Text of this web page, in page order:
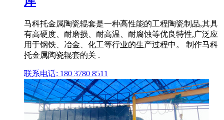
马科托金属陶瓷辊套是一种高性能的工程陶瓷制品,其具
有高硬度、耐磨损、耐高温、耐腐蚀等优良特性,广泛应
用于钢铁、冶金、化工等行业的生产过程中。 制作马科
托金属陶瓷辊套的关 .
联系电话: 180 3780 8511